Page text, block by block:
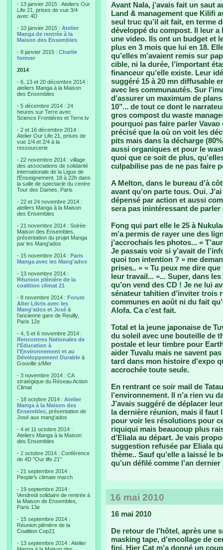
- 13 janvier 2015 : Ateliers Our
Life 21, prises de vue 3/4
avec 4D
- 10 janvier 2015 : Atelier
Manga de rentrée à la
Maison des Ensembles
- 8 janvier 2015 : Charlie
forever
2014
- 6, 13 et 20 décembre 2014 :
ateliers Manga à la Maison
des Ensembles
- 5 décembre 2014 : 24
heures sur Terre avec
Science Frontières et Terre.tv
- 2 et 16 décembre 2014 :
Atelier Our Life 21, prises de
vue 1/4 et 2/4 à la
ressourcerie
- 22 novembre 2014 : village
des associations de solidarité
internationale de la Ligue de
l'Enseignement, 18 à 22h dans
la salle de spectacle du centre
Tour des Dames, Paris
- 22 et 24 novembre 2014 :
ateliers Manga à la Maison
des Ensembles
- 21 novembre 2014 : Soirée
Maison des Ensembles,
présentation du projet Manga
par les Mang'ados
- 15 novembre 2014 : Paris
Manga avec les Mang'ados
- 13 novembre 2014 :
Réunion plénière de la
coalition climat 21
- 8 novembre 2014 : Forum
Alter Libris avec les
Mang'ados et José à
l'ancienne gare de Reuilly,
Paris 12e
- 4, 5 et 6 novembre 2014 :
Rencontres Nationales de
l'Education à
l'Environnement et au
Développement Durable à
Gouville s/Mer
- 3 novembre 2014 : CA
stratégique du Réseau Action
Climat
- 18 octobre 2014 : Atelier
Manga à la Maison des
Ensembles , présentation de
José aux mang'ados
- 4 et 11 octobre 2014 :
Ateliers Manga à la Maison
des Ensembles
- 2 octobre 2014 : Conférence
de 4D "Our life 21"
- 21 septembre 2014 :
People's climate march
- 19 septembre 2014 :
Vendredi solidaire de rentrée à
la Maison de Ensembles,
Paris 13e
- 15 septembre 2014 :
Réunion plénière de la
Coalition Cop21
- 13 septembre 2014 : Atelier
Avant Nala, j’avais fait un saut
Land & management que Kilifi
seul truc qu’il ait fait, en terme
développé du compost. Il leur
une video. Ils ont un budget et
plus en 3 mois que lui en 18.
qu’elles m’avaient remis sur
cible, ni la durée, l’important
financeur qu’elle existe. Leur
suggéré 15 à 20 mn diffusable
avec les communautés. Sur
d’assurer un maximum de
10’’... de tout ce dont le
gros compost du waste
pourquoi pas faire parler
précisé que la où on voit les
pits mais dans la décharge
aussi organiques et pour le
quoi que ce soit de plus,
culpabilise pas de ne pas faire
A Melton, dans le bureau d’à
avant qu’on parte tous. Oui.
dépensé par action et aussi
sera pas inintéressant de parler
Fong qui part elle le 25 à
m’a permis de rayer une des
j’accrochais les photos... «
Je passais voir si y’avait de
quoi ton intention ? » me
prises.. » « Tu peux me dire
leur travail... »... Super, dans
qu’on vend des CD ! Je ne lui
sénateur tahitien d’inviter trois
communes en août ni du fait
Alofa. Ca c’est fait.
Total et la jeune japonaise de
du soleil avec une bouteille de
postale et leur timbre pour
aider Tuvalu mais ne savent
tard dans mon histoire d'expo
accrochée toute seule.
En rentrant ce soir mail de
l’environnement. Il n’a rien vu
J’avais suggéré de déplacer
la dernière réunion, mais il faut
pour voir les résolutions pour
riquiqui mais beaucoup plus
d’Eliala au départ. Je vais
suggestion refusée par Eliala
thème.. Sauf qu’elle a laissé le
qu’un défilé comme l’an
16 mai 2010
16 mai 2010
De retour de l’hôtel, après une
masking tape, d’encollage de
fini. Hier Cat m’a donné un